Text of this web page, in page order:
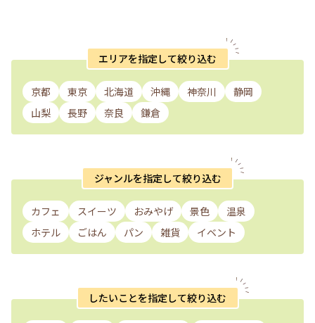
エリアを指定して絞り込む
京都 東京 北海道 沖縄 神奈川
静岡
山梨
長野 奈良 鎌倉
ジャンルを指定して絞り込む
カフェ スイーツ おみやげ 景色
温泉
ホテル
ごはん パン 雑貨 イベント
したいことを指定して絞り込む